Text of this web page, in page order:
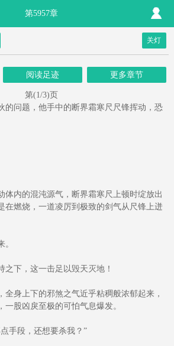
第5957章
关灯
阅读足迹 更多章节
第(1/3)页
的问题，他手中的断界霜寒尺尺锋挥动，恐
体内的混沌源气，断界霜寒尺上顿时绽放出
在燃烧，一道凌厉到极致的剑气从尺锋上迸
之下，这一击足以毁天灭地！
全身上下的邪煞之气近乎粘稠般浓郁起来，
股凶戾至极的可怕气息爆发。
手段，还想要杀我？”